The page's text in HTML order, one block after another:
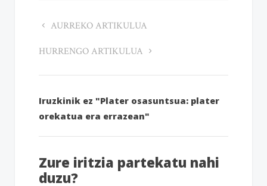
AURREKO ARTIKULUA
HURRENGO ARTIKULUA
Iruzkinik ez "Plater osasuntsua: plater
orekatua era errazean"
Zure iritzia partekatu nahi
duzu?